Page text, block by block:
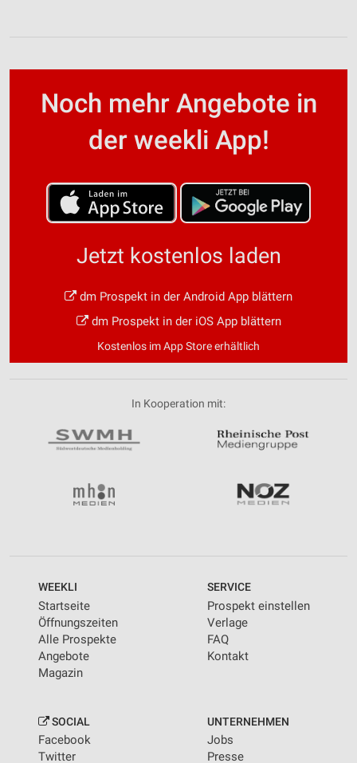
Noch mehr Angebote in
der weekli App!
Jetzt kostenlos laden
dm Prospekt in der Android App blättern
dm Prospekt in der iOS App blättern
Kostenlos im App Store erhältlich
In Kooperation mit:
WEEKLI
Startseite
Öffnungszeiten
Alle Prospekte
Angebote
Magazin
SERVICE
Prospekt einstellen
Verlage
FAQ
Kontakt
SOCIAL
Facebook
Twitter
UNTERNEHMEN
Jobs
Presse